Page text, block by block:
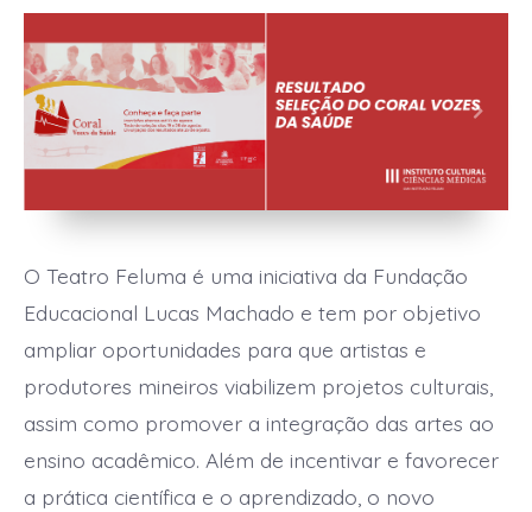
O Teatro Feluma é uma iniciativa da Fundação
Educacional Lucas Machado e tem por objetivo
ampliar oportunidades para que artistas e
produtores mineiros viabilizem projetos culturais,
assim como promover a integração das artes ao
ensino acadêmico. Além de incentivar e favorecer
a prática científica e o aprendizado, o novo